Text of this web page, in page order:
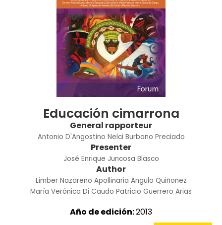
Educación cimarrona
General rapporteur
Antonio D'Angostino Nelci Burbano Preciado
Presenter
José Enrique Juncosa Blasco
Author
Limber Nazareno Apollinaria Angulo Quiñonez
María Verónica Di Caudo Patricio Guerrero Arias
Año de edición:2013